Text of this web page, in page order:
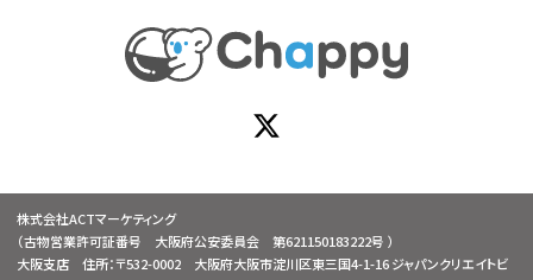
株式会社ACTマーケティング
（古物営業許可証番号 大阪府公安委員会 第621150183222号 ）
大阪支店 住所：〒532-0002 大阪府大阪市淀川区東三国4-1-16 ジャパンクリエイトビ